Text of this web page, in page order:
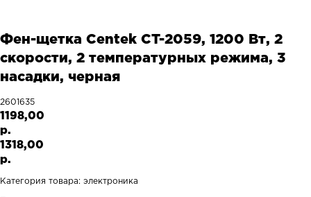
Фен-щетка Centek CT-2059, 1200 Вт, 2
скорости, 2 температурных режима, 3
насадки, черная
2601635
1198,00
р.
1318,00
р.
Категория товара: электроника